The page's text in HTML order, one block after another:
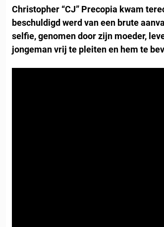
Christopher “CJ” Precopia kwam
beschuldigd werd van een brute
selfie, genomen door zijn moeder,
jongeman vrij te pleiten en hem te